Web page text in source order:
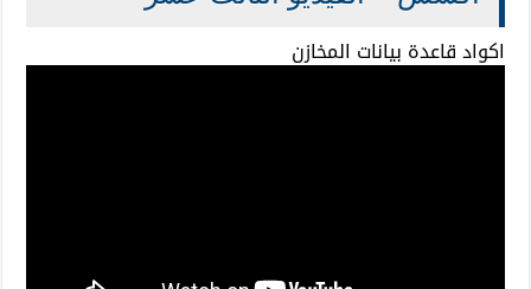
اكواد قاعدة بيانات المخازن